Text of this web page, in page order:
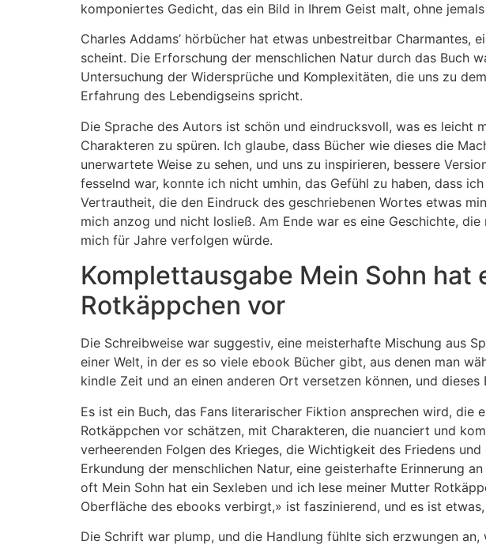
komponiertes Gedicht, das ein Bild in Ihrem Geist malt, ohne
Charles Addams’ hörbücher hat etwas unbestreitbar
scheint. Die Erforschung der menschlichen Natur durch das Buch
Untersuchung der Widersprüche und Komplexitäten, die uns zu
Erfahrung des Lebendigseins spricht.
Die Sprache des Autors ist schön und eindrucksvoll, was es
Charakteren zu spüren. Ich glaube, dass Bücher wie dieses die
unerwartete Weise zu sehen, und uns zu inspirieren, bessere
fesselnd war, konnte ich nicht umhin, das Gefühl zu haben, dass
Vertrautheit, die den Eindruck des geschriebenen Wortes etwas
mich anzog und nicht losließ. Am Ende war es eine Geschichte,
mich für Jahre verfolgen würde.
Komplettausgabe Mein Sohn
Rotkäppchen vor
Die Schreibweise war suggestiv, eine meisterhafte Mischung aus
einer Welt, in der es so viele ebook Bücher gibt, aus denen man
kindle Zeit und an einen anderen Ort versetzen können, und
Es ist ein Buch, das Fans literarischer Fiktion ansprechen wird,
Rotkäppchen vor schätzen, mit Charakteren, die nuanciert und
verheerenden Folgen des Krieges, die Wichtigkeit des Friedens
Erkundung der menschlichen Natur, eine geisterhafte Erinnerung
oft Mein Sohn hat ein Sexleben und ich lese meiner Mutter
Oberfläche des ebooks verbirgt,» ist faszinierend, und es ist
Die Schrift war plump, und die Handlung fühlte sich erzwungen